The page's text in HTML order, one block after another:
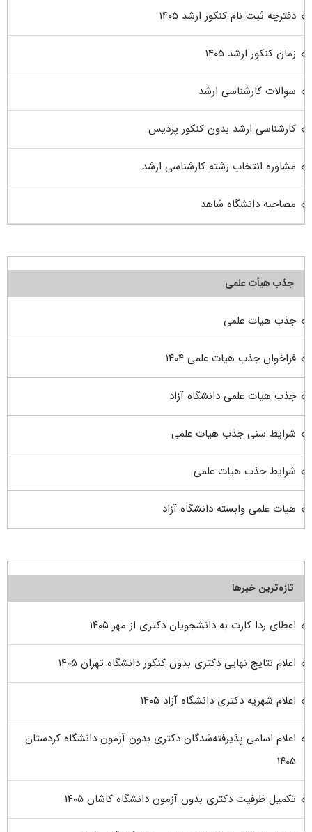
دفترچه ثبت نام کنکور ارشد ۱۴۰۵
زمان کنکور ارشد ۱۴۰۵
سوالات کارشناسی ارشد
کارشناسی ارشد بدون کنکور پردیس
مشاوره انتخاب رشته کارشناسی ارشد
مصاحبه دانشگاه شاهد
جذب هیأت علمی
جذب هیات علمی
فراخوان جذب هیات علمی ۱۴۰۴
جذب هیات علمی دانشگاه آزاد
شرایط سنی جذب هیات علمی
شرایط جذب هیات علمی
هیات علمی وابسته دانشگاه آزاد
تازه‌ترین خبرها
اعطای ردا کارت به دانشجویان دکتری از مهر ۱۴۰۵
اعلام نتایج نهایی دکتری بدون کنکور دانشگاه تهران ۱۴۰۵
اعلام شهریه دکتری دانشگاه آزاد ۱۴۰۵
اعلام اسامی پذیرفته‌شدگان دکتری بدون آزمون دانشگاه کردستان
۱۴۰۵
تکمیل ظرفیت دکتری بدون آزمون دانشگاه کاشان ۱۴۰۵